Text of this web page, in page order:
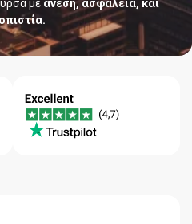
με άνεση, ασφάλεια, και